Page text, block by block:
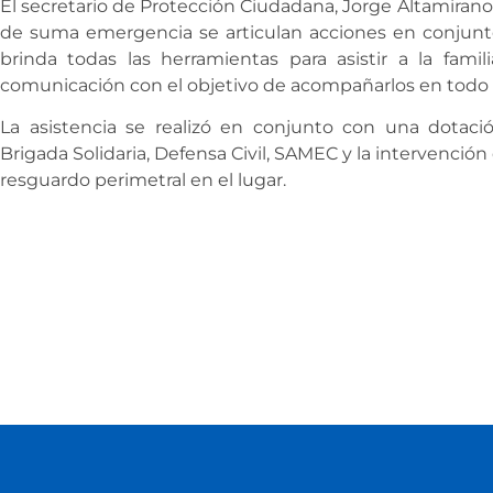
El secretario de Protección Ciudadana, Jorge
de suma emergencia se articulan acciones en
brinda todas las herramientas para asistir a la
comunicación con el objetivo de acompañarlos en
La asistencia se realizó en conjunto con una
Brigada Solidaria, Defensa Civil, SAMEC y la
resguardo perimetral en el lugar.